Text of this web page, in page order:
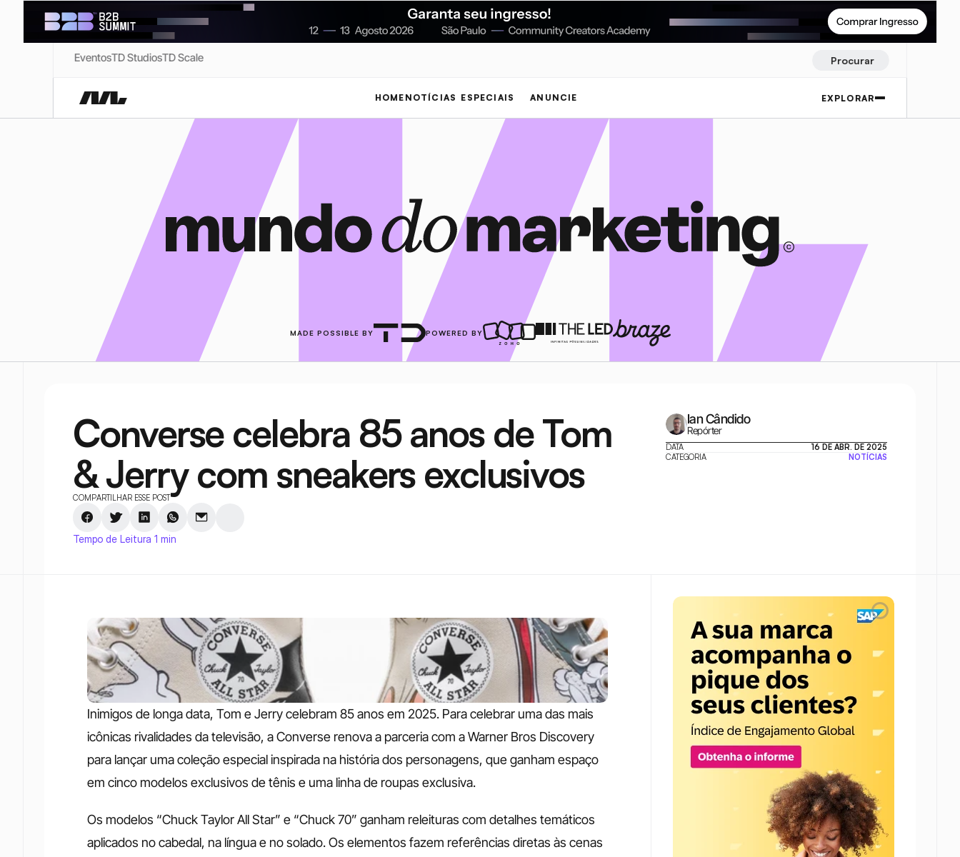
EventosTD StudiosTD Scale Procurar
HOME NOTÍCIAS ESPECIAIS ANUNCIE EXPLORAR
MADE POSSIBLE BY POWERED BY
Converse celebra 85 anos de Tom
& Jerry com sneakers exclusivos
COMPARTILHAR ESSE POST
Tempo de Leitura 1 min
Ian Cândido
Repórter
DATA
16 DE ABR. DE 2025
CATEGORIA
NOTÍCIAS
Inimigos de longa data, Tom e Jerry celebram 85 anos em 2025. Para celebrar uma das mais
icônicas rivalidades da televisão, a Converse renova a parceria com a Warner Bros Discovery
para lançar uma coleção especial inspirada na história dos personagens, que ganham espaço
em cinco modelos exclusivos de tênis e uma linha de roupas exclusiva.
Os modelos “Chuck Taylor All Star” e “Chuck 70” ganham releituras com detalhes temáticos
aplicados no cabedal, na língua e no solado. Os elementos fazem referências diretas às cenas